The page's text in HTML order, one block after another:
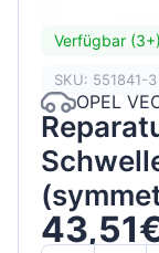
Verfügbar (3+)
SKU: 551841-3
OPEL